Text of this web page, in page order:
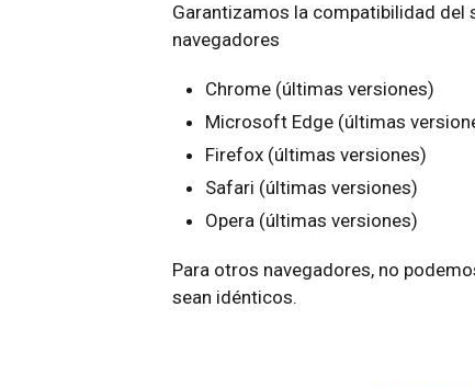
Garantizamos la compatibilidad
navegadores
Chrome (últimas versiones)
Microsoft Edge (últimas
Firefox (últimas versiones)
Safari (últimas versiones)
Opera (últimas versiones)
Para otros navegadores, no
sean idénticos.